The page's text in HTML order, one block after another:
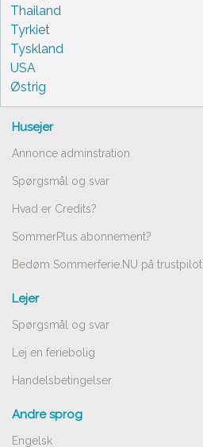
Thailand
Tyrkiet
Tyskland
USA
Østrig
Husejer
Annonce adminstration
Spørgsmål og svar
Hvad er Credits?
SommerPlus abonnement?
Bedøm Sommerferie.NU på trustpilot
Lejer
Spørgsmål og svar
Lej en feriebolig
Handelsbetingelser
Andre sprog
Engelsk